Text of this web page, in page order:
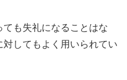
も失礼になることはな
対してもよく用いられてい